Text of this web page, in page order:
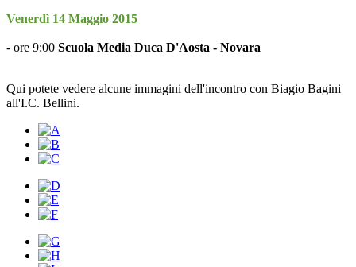
Venerdì 14 Maggio 2015
- ore 9:00 Scuola Media Duca D'Aosta - Novara
Qui potete vedere alcune immagini dell'incontro con Biagio Bagini
all'I.C. Bellini.